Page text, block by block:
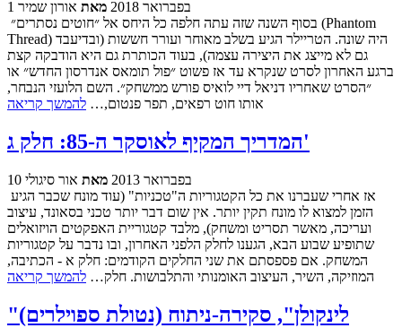
1 בפברואר 2018 מאת אורון שמיר
Thread) היה שונה. הטריילר הגיע בשלב מאוחר ועורר חששות (ובדיעבד
גם לא מייצג את היצירה עצמה), בעוד הכותרת גם היא הודבקה קצת
ברגע האחרון לסרט שנקרא עד אז פשוט ״פול תומאס אנדרסון החדש״ או
״הסרט שאחריו דניאל דיי לואיס פורש ממשחק״. השם הלועזי הנבחר,
אותו חוט רפאים, תפר פנטום,… להמשך קריאה
המדריך המקיף לאוסקר ה-85: חלק ג'
10 בפברואר 2013 מאת אור סיגולי
הזמן למצוא לו מונח תקין יותר. אין שום דבר יותר טכני בסאונד, עיצוב
ועריכה, מאשר תסריט ומשחק), מלבד קטגוריית האפקטים הויזואלים
שתופיע שבוע הבא, הגענו לחלק הלפני האחרון, ובו נדבר על קטגוריות
המשחק. אם פספסתם את שני החלקים הקודמים: חלק א - הכתיבה,
המוזיקה, השיר, העיצוב האומנותי והתלבושות. חלק… להמשך קריאה
"לינקולן", סקירה-ניתוח (נטולת ספוילרים)